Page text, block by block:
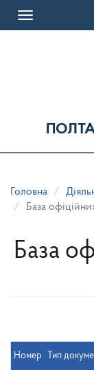
Toggle
Головна
База
База
Номер Тип